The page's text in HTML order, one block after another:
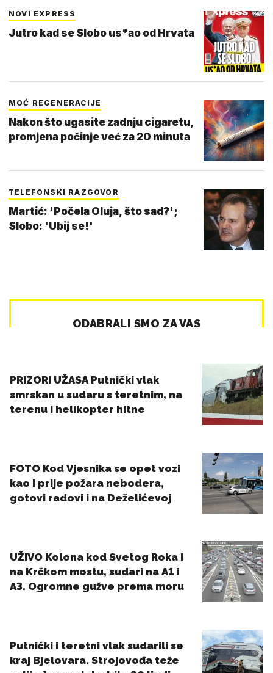
NOVI EXPRESS
Jutro kad se Slobo us*ao od Hrvata
MOĆ REGENERACIJE
Nakon što ugasite zadnju cigaretu,
promjena počinje već za 20 minuta
TELEFONSKI RAZGOVOR
Martić: 'Počela Oluja, što sad?';
Slobo: 'Ubij se!'